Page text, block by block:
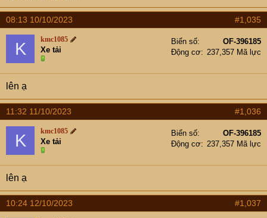
08:13 10/10/2023 #1,035
K kmc1085
Xe tải
Biển số
OF-396185
Động cơ
237,357 Mã lực
lên ạ
11:32 11/10/2023 #1,036
K kmc1085
Xe tải
Biển số
OF-396185
Động cơ
237,357 Mã lực
lên ạ
10:24 12/10/2023 #1,037